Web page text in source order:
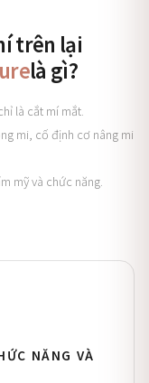
trên lại
là gì?
là cắt mí mắt.
mi, cố định cơ nâng mi
mỹ và chức năng.
NĂNG VÀ